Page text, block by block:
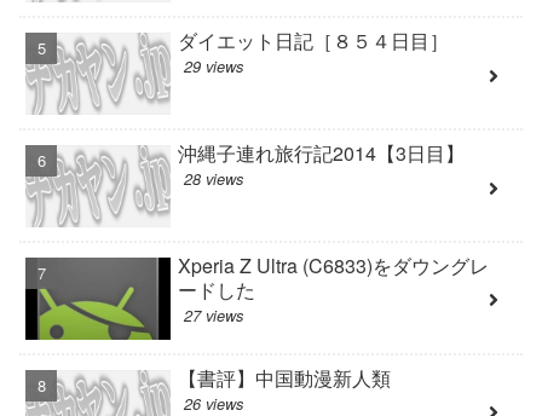
ダイエット日記［８５４日目］
29 views
沖縄子連れ旅行記2014【3日目】
28 views
Xperia Z Ultra (C6833)をダウングレ
ードした
27 views
【書評】中国動漫新人類
26 views